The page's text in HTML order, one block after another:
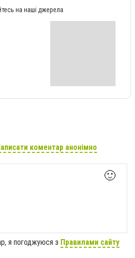
на наші джерела
коментар анонімно
🙂
я погоджуюся з Правилами сайту